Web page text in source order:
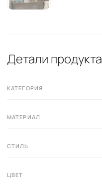
Детали продукта
КАТЕГОРИЯ
МАТЕРИАЛ
СТИЛЬ
ЦВЕТ